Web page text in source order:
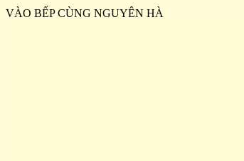
VÀO BẾP CÙNG NGUYÊN HÀ